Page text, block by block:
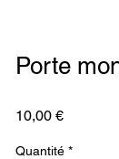
Porte
10,00 €Prix
Quantité *